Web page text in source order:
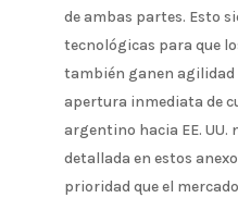
de ambas partes. Esto
tecnológicas para que
también ganen agilidad
apertura inmediata de
argentino hacia EE. UU.
detallada en estos
prioridad que el